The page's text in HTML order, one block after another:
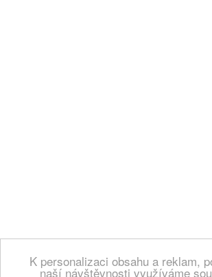
K personalizaci obsahu a reklam,
naší návštěvnosti využíváme